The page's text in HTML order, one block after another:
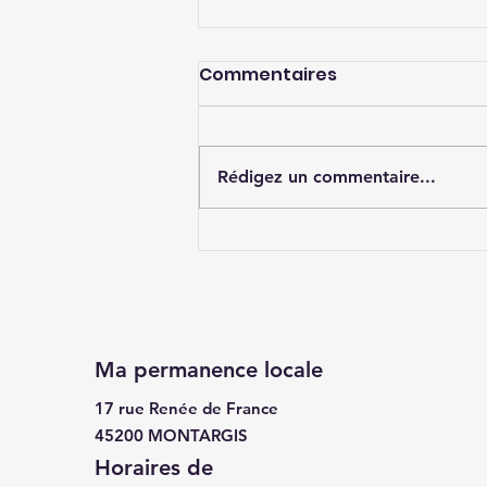
Commentaires
Rédigez un commentaire...
Ma permanence locale
17 rue Renée de France
45200 MONTARGIS
Horaires de